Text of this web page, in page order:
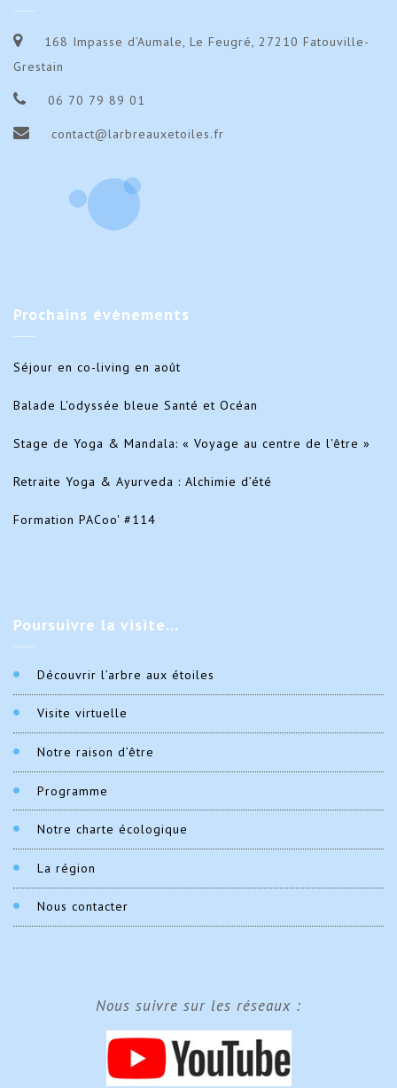
168 Impasse d’Aumale, Le Feugré, 27210 Fatouville-
Grestain
06 70 79 89 01
contact@larbreauxetoiles.fr
Prochains évènements
Séjour en co-living en août
Balade L'odyssée bleue Santé et Océan
Stage de Yoga & Mandala: « Voyage au centre de l'être »
Retraite Yoga & Ayurveda : Alchimie d’été
Formation PACoo' #114
Poursuivre la visite…
Découvrir l’arbre aux étoiles
Visite virtuelle
Notre raison d’être
Programme
Notre charte écologique
La région
Nous contacter
Nous suivre sur les réseaux :